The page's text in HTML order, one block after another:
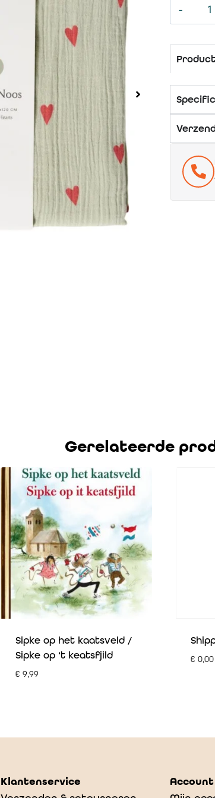
Gerelateerde
Sipke op het kaatsveld /
Sipke op ‘t keatsfjild
€ 9,99
€ 0,00
Klantenservice Account